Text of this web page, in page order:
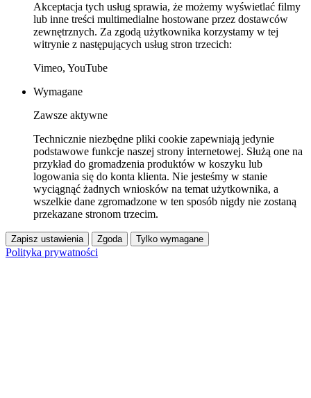
Akceptacja tych usług sprawia, że możemy wyświetlać filmy
lub inne treści multimedialne hostowane przez dostawców
zewnętrznych. Za zgodą użytkownika korzystamy w tej
witrynie z następujących usług stron trzecich:
Vimeo, YouTube
Wymagane
Zawsze aktywne
Technicznie niezbędne pliki cookie zapewniają jedynie
podstawowe funkcje naszej strony internetowej. Służą one na
przykład do gromadzenia produktów w koszyku lub
logowania się do konta klienta. Nie jesteśmy w stanie
wyciągnąć żadnych wniosków na temat użytkownika, a
wszelkie dane zgromadzone w ten sposób nigdy nie zostaną
przekazane stronom trzecim.
Zapisz ustawienia Zgoda Tylko wymagane
Polityka prywatności